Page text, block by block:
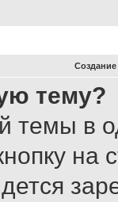
тему?
темы в